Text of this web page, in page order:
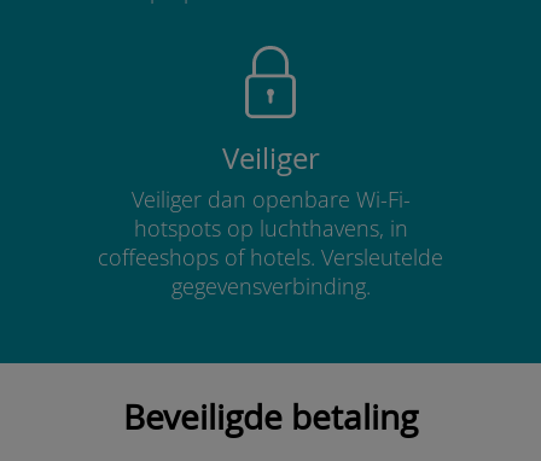
Veiliger
Veiliger dan openbare Wi-Fi-
hotspots op luchthavens, in
coffeeshops of hotels. Versleutelde
gegevensverbinding.
Beveiligde betaling